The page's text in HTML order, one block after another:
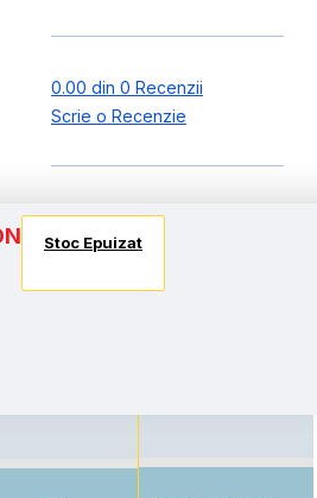
0.00 din 0 Recenzii
Scrie o Recenzie
Stoc Epuizat
si Autonomie
Epuizat
extinsa, prin
Stoc Epuizat